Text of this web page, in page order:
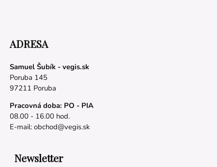
ADRESA
Samuel Šubík - vegis.sk
Poruba 145
97211 Poruba
Pracovná doba: PO - PIA
08.00 - 16.00 hod.
E-mail: obchod@vegis.sk
Newsletter